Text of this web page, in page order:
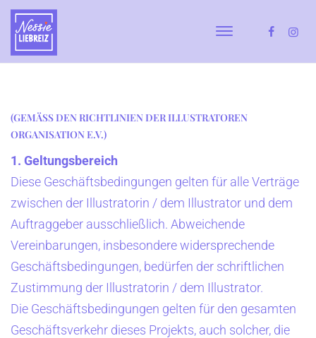
(GEMÄSS DEN RICHTLINIEN DER ILLUSTRATOREN
ORGANISATION E.V.)
1. Geltungsbereich
Diese Geschäftsbedingungen gelten für alle Verträge
zwischen der Illustratorin / dem Illustrator und dem
Auftraggeber ausschließlich. Abweichende
Vereinbarungen, insbesondere widersprechende
Geschäftsbedingungen, bedürfen der schriftlichen
Zustimmung der Illustratorin / dem Illustrator.
Die Geschäftsbedingungen gelten für den gesamten
Geschäftsverkehr dieses Projekts, auch solcher, die